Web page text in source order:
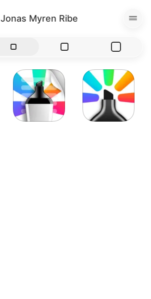
Jonas Myren Ribe